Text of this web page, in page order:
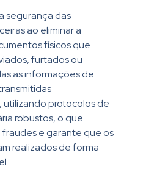
segurança das
ao eliminar a
físicos que
furtados ou
as informações de
protocolos de
robustos, o que
fraudes e garante que os
realizados de forma